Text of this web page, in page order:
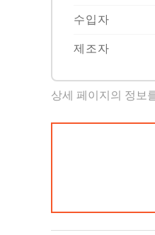
수입자
제조자
상세 페이지의 정보